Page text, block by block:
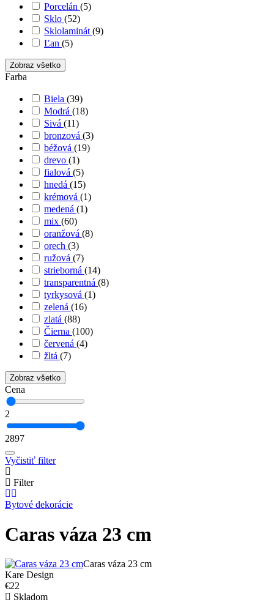
Porcelán (5)
Sklo (52)
Sklolaminát (9)
Ľan (5)
Zobraz všetko
Farba
Biela (39)
Modrá (18)
Sivá (11)
bronzová (3)
béžová (19)
drevo (1)
fialová (5)
hnedá (15)
krémová (1)
medená (1)
mix (60)
oranžová (8)
orech (3)
ružová (7)
strieborná (14)
transparentná (8)
tyrkysová (1)
zelená (16)
zlatá (88)
Čierna (100)
červená (4)
žltá (7)
Zobraz všetko
Cena
2
2897
Vyčistiť filter
Filter
Bytové dekorácie
Caras váza 23 cm
Caras váza 23 cm
Kare Design
€22
Skladom